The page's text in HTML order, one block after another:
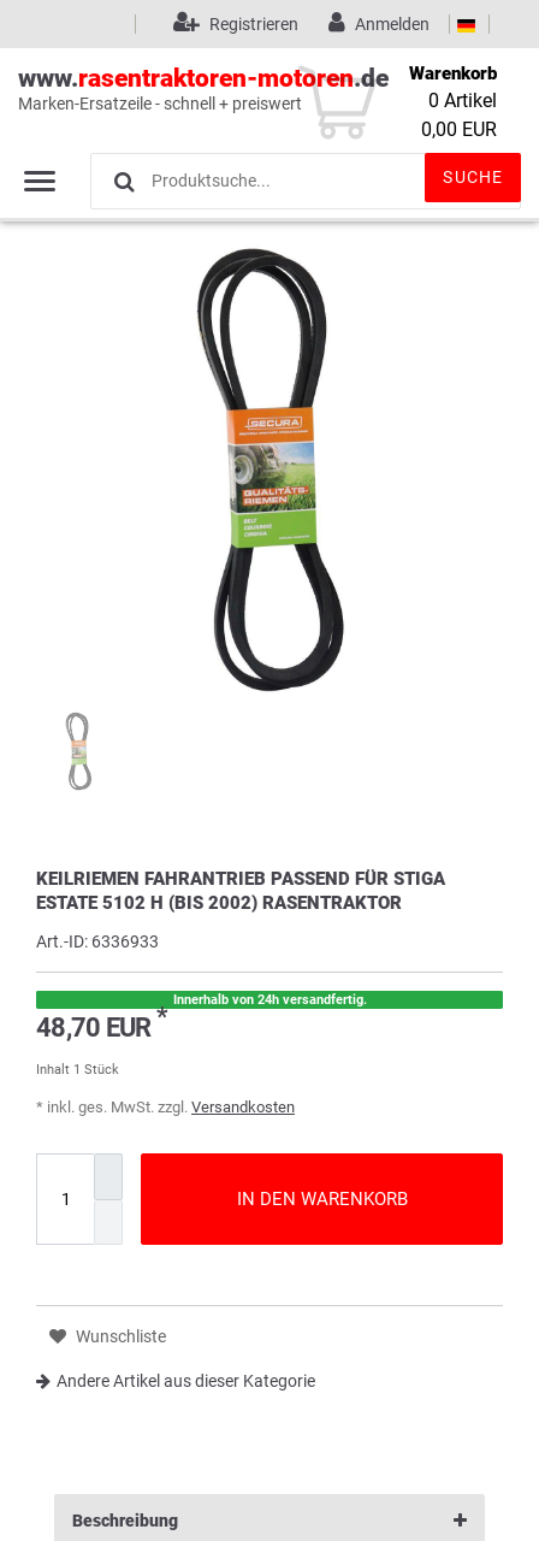
Wunschliste (0)
Anmelden
Registrieren
www.rasentraktoren-motoren.de
Marken-Ersatzeile - schnell + preiswert
SUCHE
Warenkorb
0 Artikel
0,00 EUR
KEILRIEMEN FAHRANTRIEB PASSEND FÜR STIGA
ESTATE 5102 H (BIS 2002) RASENTRAKTOR
Art.-ID: 6336933
Innerhalb von 24h versandfertig.
48,70 EUR*
Inhalt 1 Stück
* inkl. ges. MwSt. zzgl. Versandkosten
IN DEN WARENKORB
Wunschliste
Andere Artikel aus dieser Kategorie
Beschreibung